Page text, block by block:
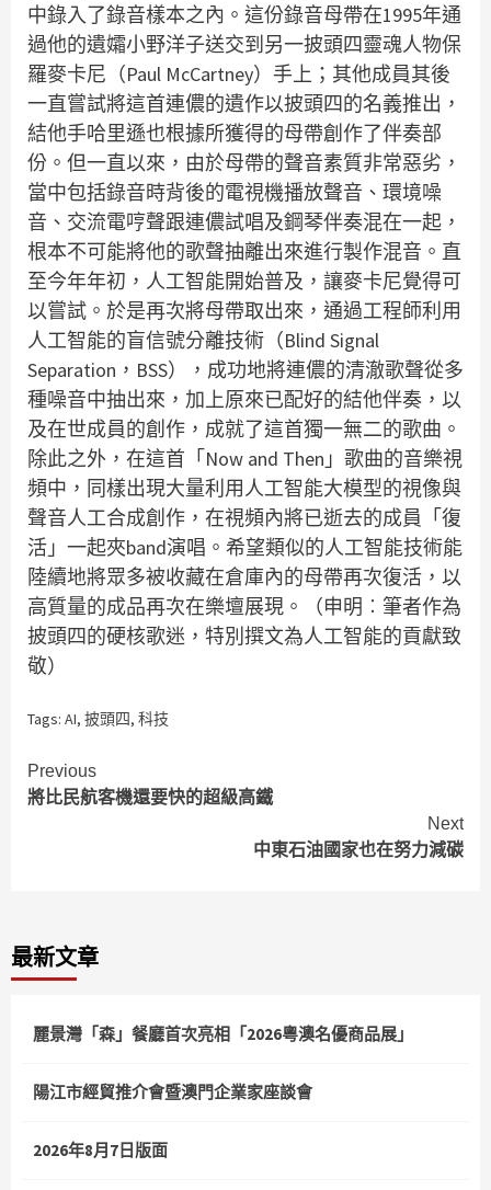
中錄入了錄音樣本之內。這份錄音母帶在1995年通
過他的遺孀小野洋子送交到另一披頭四靈魂人物保
羅麥卡尼（Paul McCartney）手上；其他成員其後
一直嘗試將這首連儂的遺作以披頭四的名義推出，
結他手哈里遜也根據所獲得的母帶創作了伴奏部
份。但一直以來，由於母帶的聲音素質非常惡劣，
當中包括錄音時背後的電視機播放聲音、環境噪
音、交流電哼聲跟連儂試唱及鋼琴伴奏混在一起，
根本不可能將他的歌聲抽離出來進行製作混音。直
至今年年初，人工智能開始普及，讓麥卡尼覺得可
以嘗試。於是再次將母帶取出來，通過工程師利用
人工智能的盲信號分離技術（Blind Signal
Separation，BSS），成功地將連儂的清澈歌聲從多
種噪音中抽出來，加上原來已配好的結他伴奏，以
及在世成員的創作，成就了這首獨一無二的歌曲。
除此之外，在這首「Now and Then」歌曲的音樂視
頻中，同樣出現大量利用人工智能大模型的視像與
聲音人工合成創作，在視頻內將已逝去的成員「復
活」一起夾band演唱。希望類似的人工智能技術能
陸續地將眾多被收藏在倉庫內的母帶再次復活，以
高質量的成品再次在樂壇展現。（申明︰筆者作為
披頭四的硬核歌迷，特別撰文為人工智能的貢獻致
敬）
Tags: AI, 披頭四, 科技
Continue
Reading
Previous
將比民航客機還要快的超級高鐵
Next
中東石油國家也在努力減碳
最新文章
麗景灣「森」餐廳首次亮相「2026粵澳名優商品展」
陽江市經貿推介會暨澳門企業家座談會
2026年8月7日版面